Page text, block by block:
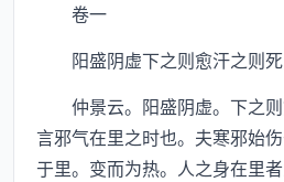
卷一
阳盛阴虚下之则愈汗之则死
仲景云。阳盛阴虚。下之则
言邪气在里之时也。夫寒邪始
于里。变而为热。人之身在里